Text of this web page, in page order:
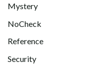
Mystery
NoCheck
Reference
Security